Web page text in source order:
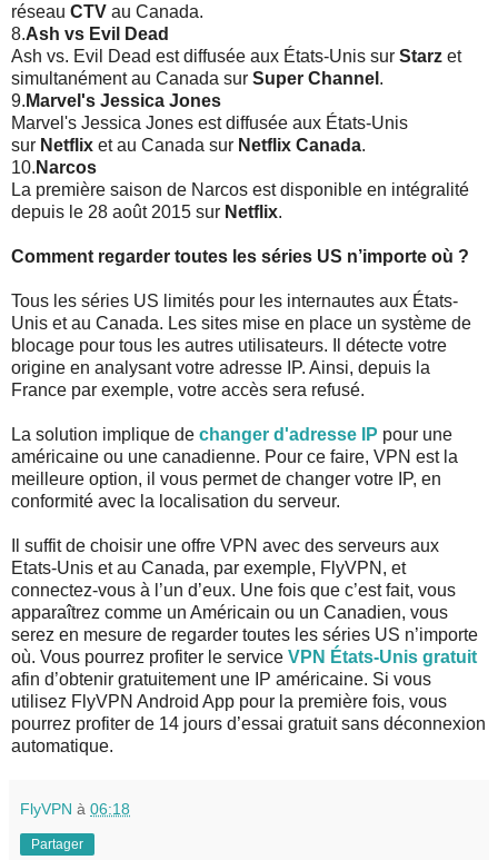
réseau CTV au Canada.
8.Ash vs Evil Dead
Ash vs. Evil Dead est diffusée aux États-Unis sur Starz et
simultanément au Canada sur Super Channel .
9. Marvel's Jessica Jones
Marvel's Jessica Jones est diffusée aux États-Unis
sur Netflix et au Canada sur Netflix Canada.
10. Narcos
La première saison de Narcos est disponible en intégralité
depuis le 28 août 2015 sur Netflix.
Comment regarder toutes les séries US n’importe où ?
Tous les séries US limités pour les internautes aux États-
Unis et au Canada. Les sites mise en place un système de
blocage pour tous les autres utilisateurs. Il détecte votre
origine en analysant votre adresse IP. Ainsi, depuis la
France par exemple, votre accès sera refusé.
La solution implique de changer d'adresse IP pour une
américaine ou une canadienne. Pour ce faire, VPN est la
meilleure option, il vous permet de changer votre IP, en
conformité avec la localisation du serveur.
Il suffit de choisir une offre VPN avec des serveurs aux
Etats-Unis et au Canada, par exemple, FlyVPN, et
connectez-vous à l’un d’eux. Une fois que c’est fait, vous
apparaîtrez comme un Américain ou un Canadien, vous
serez en mesure de regarder toutes les séries US n’importe
où. Vous pourrez profiter le service VPN États-Unis gratuit
afin d’obtenir gratuitement une IP américaine. Si vous
utilisez FlyVPN Android App pour la première fois, vous
pourrez profiter de 14 jours d’essai gratuit sans déconnexion
automatique.
FlyVPN à 06:18
Partager